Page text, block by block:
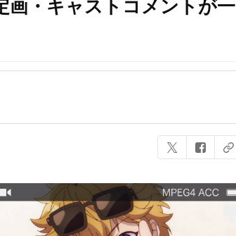
画・キャストコメントが一